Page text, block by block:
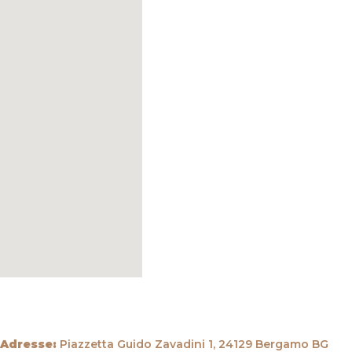
Adresse: Piazzetta Guido Zavadini 1, 24129 Bergamo BG